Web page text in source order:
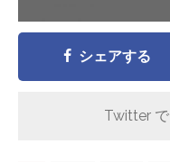
シェアする
Twitter で